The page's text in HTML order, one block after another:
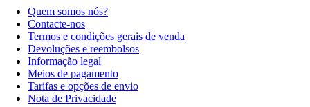
Quem somos nós?
Contacte-nos
Termos e condições gerais de venda
Devoluções e reembolsos
Informação legal
Meios de pagamento
Tarifas e opções de envio
Nota de Privacidade